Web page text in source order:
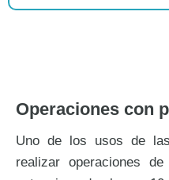
Operaciones con
Uno de los usos de
realizar operaciones